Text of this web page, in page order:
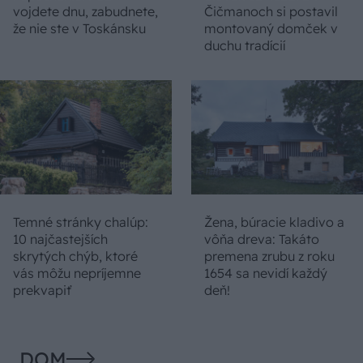
vojdete dnu, zabudnete,
že nie ste v Toskánsku
Čičmanoch si postavil
montovaný domček v
duchu tradícií
Temné stránky chalúp:
10 najčastejších
skrytých chýb, ktoré
vás môžu nepríjemne
prekvapiť
Žena, búracie kladivo a
vôňa dreva: Takáto
premena zrubu z roku
1654 sa nevidí každý
deň!